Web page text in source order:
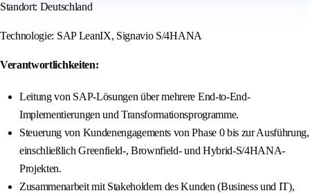
Standort: Deutschland
Technologie: SAP LeanIX, Signavio S/4HANA
Verantwortlichkeiten:
Leitung von SAP-Lösungen über mehrere End-to-End-
Implementierungen und Transformationsprogramme.
Steuerung von Kundenengagements von Phase 0 bis zur Ausführung,
einschließlich Greenfield-, Brownfield- und Hybrid-S/4HANA-
Projekten.
Zusammenarbeit mit Stakeholdern des Kunden (Business und IT),